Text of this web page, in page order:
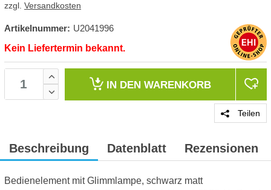
zzgl. Versandkosten
Artikelnummer: U2041996
Kein Liefertermin bekannt.
IN DEN WARENKORB
Teilen
Beschreibung Datenblatt Rezensionen
Bedienelement mit Glimmlampe, schwarz matt